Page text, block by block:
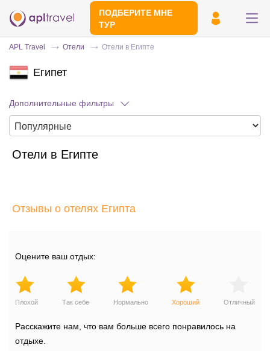
ПОДБЕРИТЕ МНЕ
ТУР
минут
APL Travel Отели Отели в Египте
Египет
Дополнительные фильтры
Отели в Египте
Отзывы о отелях Египта
Оцените ваш отдых:
Плохой Так себе Нормально Хороший Отличный
Расскажите нам, что вам больше всего понравилось на
отдыхе.